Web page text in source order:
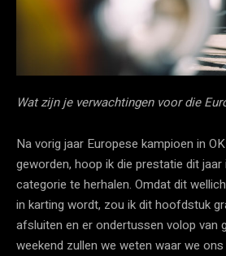
Wat zijn je verwachtingen voor die
Na vorig jaar Europese kampioen in
geworden, hoop ik die prestatie dit
categorie te herhalen. Omdat dit
in karting wordt, zou ik dit hoofdstuk
afsluiten en er ondertussen volop van
weekend zullen we weten waar we